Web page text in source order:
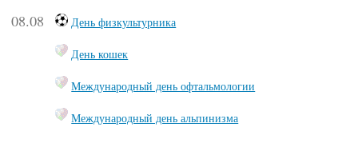
08.08 День физкультурника
День кошек
Международный день офтальмологии
Международный день альпинизма